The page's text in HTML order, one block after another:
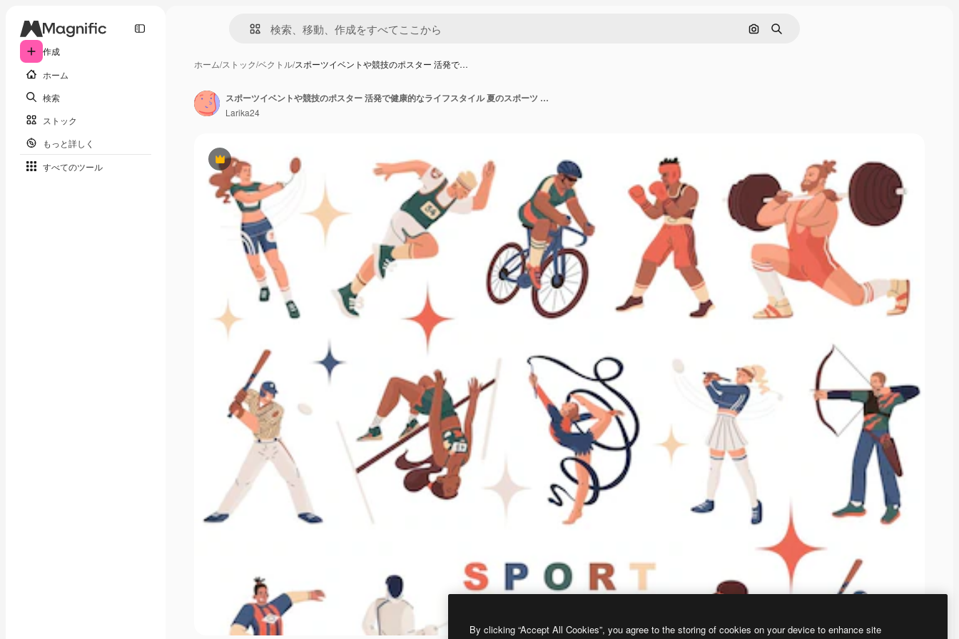
作成
ホーム
検索
ストック
もっと詳しく
すべてのツール
画像で検索
検索
ホーム/ストック/ベクトル/スポーツイベントや競技のポスター 活発で…
Premium
スポーツイベントや競技のポスター 活発で健康的なライフスタイル 夏のスポーツ 透明な背景に隔離されたベクトルイラスト
Larika24
By clicking “Accept All Cookies”, you agree to the storing of cookies on your device to enhance site